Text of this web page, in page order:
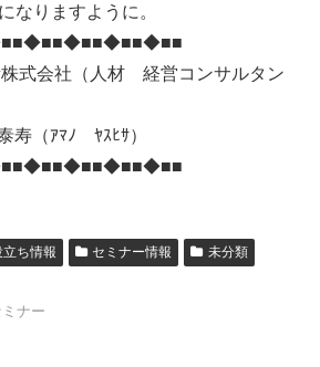
なりますように。
株式会社（人材 経営コンサルタン
（ｱﾏﾉ ﾔｽﾋｻ）
立ち情報 セミナー情報 未分類
ナー